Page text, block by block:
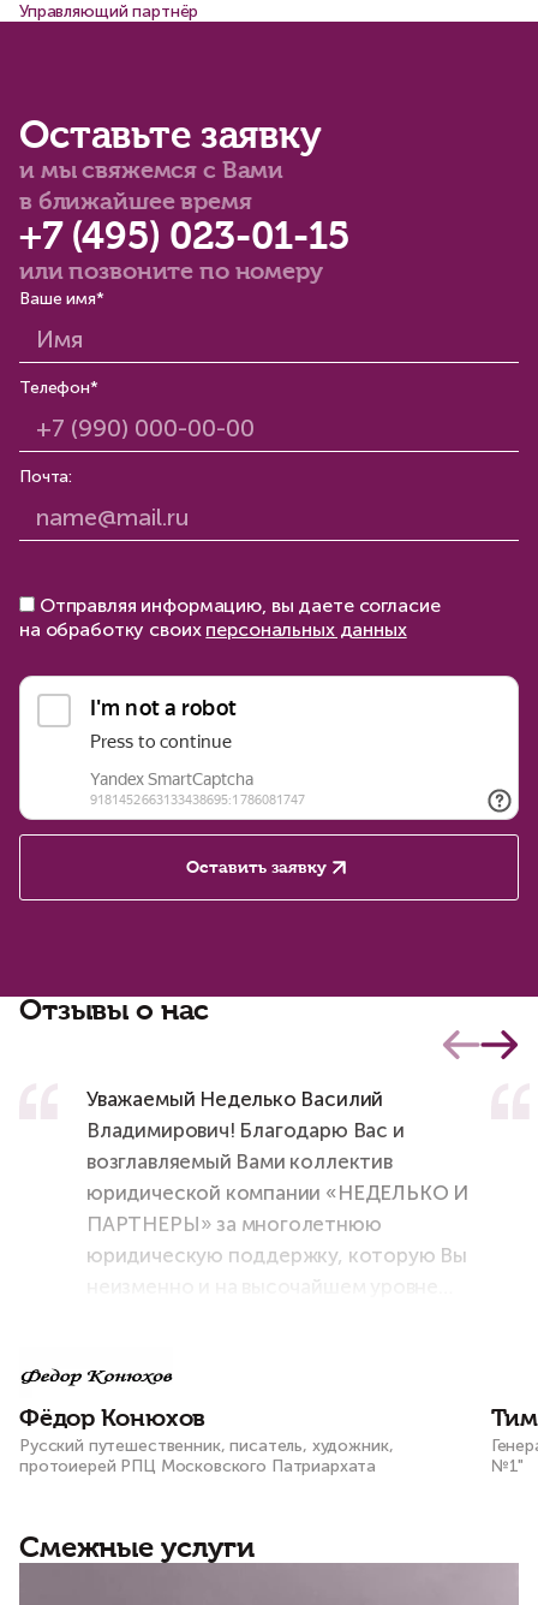
Управляющий партнёр
Оставьте заявку
и мы свяжемся с Вами
в ближайшее время
+7 (495) 023-01-15
или позвоните по номеру
Ваше имя*
Телефон*
Почта:
Отправляя информацию, вы даете согласие
на обработку своих персональных данных
Оставить заявку
Отзывы о нас
Уважаемый Неделько Василий
Владимирович! Благодарю Вас и
возглавляемый Вами коллектив
юридической компании «НЕДЕЛЬКО И
ПАРТНЕРЫ» за многолетнюю
юридическую поддержку, которую Вы
неизменно и на высочайшем уровне
Фёдор Конюхов
Русский путешественник, писатель, художник,
протоиерей РПЦ Московского Патриархата
№1"
Смежные услуги